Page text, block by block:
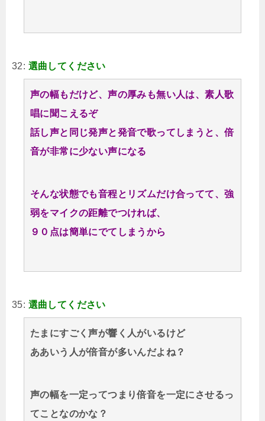
32: 選曲してください
声の幅もだけど、声の厚みも無い人は、素人歌
唱に聞こえるぞ
話し声と同じ発声と発音で歌ってしまうと、倍
音が非常に少ない声になる
そんな状態でも音程とリズムだけ合ってて、強
弱をマイクの距離でつければ、
９０点は簡単にでてしまうから
35: 選曲してください
たまにすごく声が響く人がいるけど
ああいう人が倍音が多いんだよね？
声の幅を一定ってつまり倍音を一定にさせるっ
てことなのかな？